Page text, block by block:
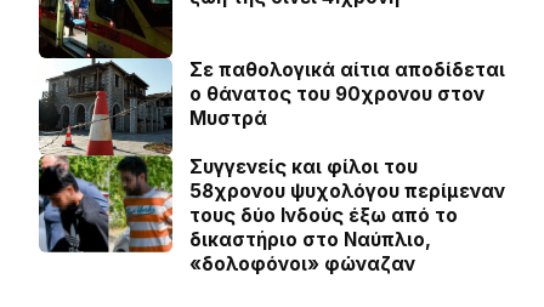
Σε παθολογικά αίτια αποδίδεται
ο θάνατος του 90χρονου στον
Μυστρά
Συγγενείς και φίλοι του
58χρονου ψυχολόγου περίμεναν
τους δύο Ινδούς έξω από το
δικαστήριο στο Ναύπλιο,
«δολοφόνοι» φώναζαν